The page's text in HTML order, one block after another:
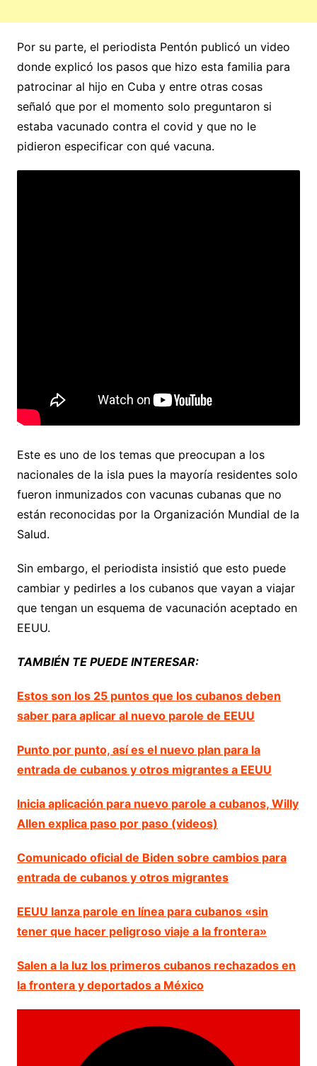
Por su parte, el periodista Pentón publicó un video
donde explicó los pasos que hizo esta familia para
patrocinar al hijo en Cuba y entre otras cosas
señaló que por el momento solo preguntaron si
estaba vacunado contra el covid y que no le
pidieron especificar con qué vacuna.
Este es uno de los temas que preocupan a los
nacionales de la isla pues la mayoría residentes solo
fueron inmunizados con vacunas cubanas que no
están reconocidas por la Organización Mundial de la
Salud.
Sin embargo, el periodista insistió que esto puede
cambiar y pedirles a los cubanos que vayan a viajar
que tengan un esquema de vacunación aceptado en
EEUU.
TAMBIÉN TE PUEDE INTERESAR:
Estos son los 25 puntos que los cubanos deben
saber para aplicar al nuevo parole de EEUU
Punto por punto, así es el nuevo plan para la
entrada de cubanos y otros migrantes a EEUU
Inicia aplicación para nuevo parole a cubanos, Willy
Allen explica paso por paso (videos)
Comunicado oficial de Biden sobre cambios para
entrada de cubanos y otros migrantes
EEUU lanza parole en línea para cubanos «sin
tener que hacer peligroso viaje a la frontera»
Salen a la luz los primeros cubanos rechazados en
la frontera y deportados a México